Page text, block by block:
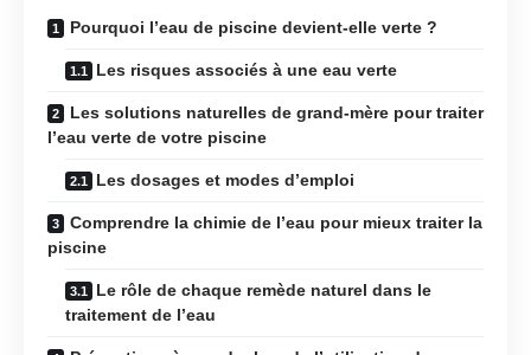
Pourquoi l’eau de piscine devient-elle verte ?
Les risques associés à une eau verte
Les solutions naturelles de grand-mère pour traiter
l’eau verte de votre piscine
Les dosages et modes d’emploi
Comprendre la chimie de l’eau pour mieux traiter la
piscine
Le rôle de chaque remède naturel dans le
traitement de l’eau